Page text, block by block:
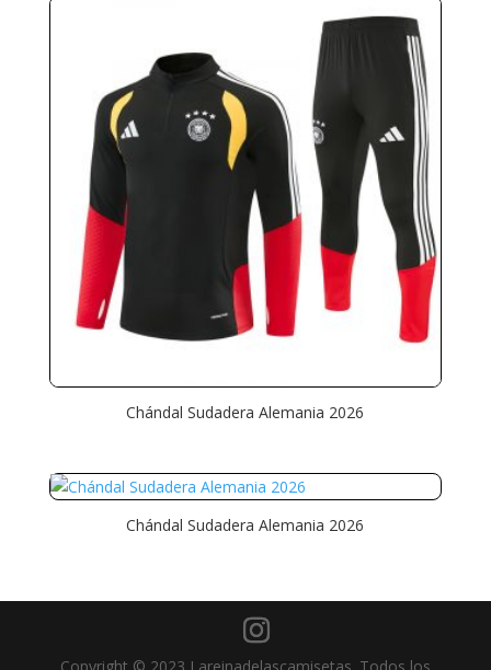
Chándal Sudadera Alemania 2026
Chándal Sudadera Alemania 2026